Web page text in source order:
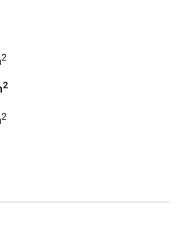
2
2
2